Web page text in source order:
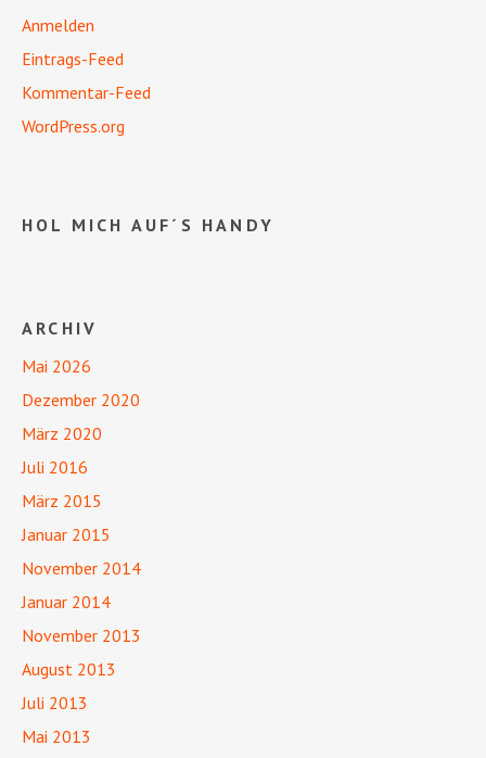
Anmelden
Eintrags-Feed
Kommentar-Feed
WordPress.org
HOL MICH AUF´S HANDY
ARCHIV
Mai 2026
Dezember 2020
März 2020
Juli 2016
März 2015
Januar 2015
November 2014
Januar 2014
November 2013
August 2013
Juli 2013
Mai 2013